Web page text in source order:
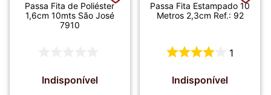
Passa Fita de Poliéster
1,6cm 10mts São José
7910
Indisponível
Passa Fita Estampado 10
Metros 2,3cm Ref.: 92
1
Indisponível